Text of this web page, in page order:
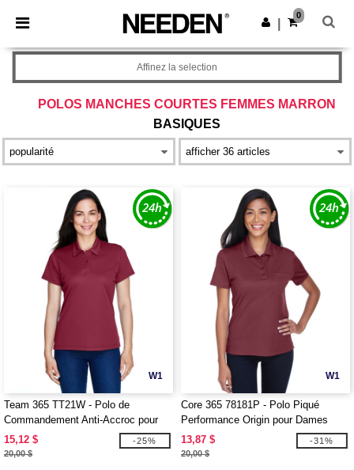
× Appli Needen
Meilleurs prix sur l’app !
Obtenir l'appli
0
POLOS MANCHES COURTES FEMMES MARRON
BASIQUES
Affinez la selection
W1
Team 365 TT21W - Polo de
Commandement Anti-Accroc pour
Femmes
15,12 $
20,00 $
-25%
W1
Core 365 78181P - Polo Piqué
Performance Origin pour Dames
avec Poche
13,87 $
20,00 $
-31%